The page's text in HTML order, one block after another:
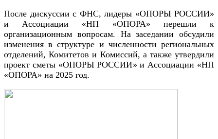
После дискуссии с ФНС, лидеры «ОПОРЫ РОССИИ»
и Ассоциации «НП «ОПОРА» перешли к
организационным вопросам. На заседании обсудили
изменения в структуре и численности региональных
отделений, Комитетов и Комиссий, а также утвердили
проект сметы «ОПОРЫ РОССИИ» и Ассоциации «НП
«ОПОРА» на 2025 год.